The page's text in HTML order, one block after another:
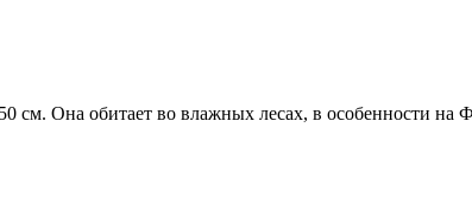
см. Она обитает во влажных лесах, в особенности на